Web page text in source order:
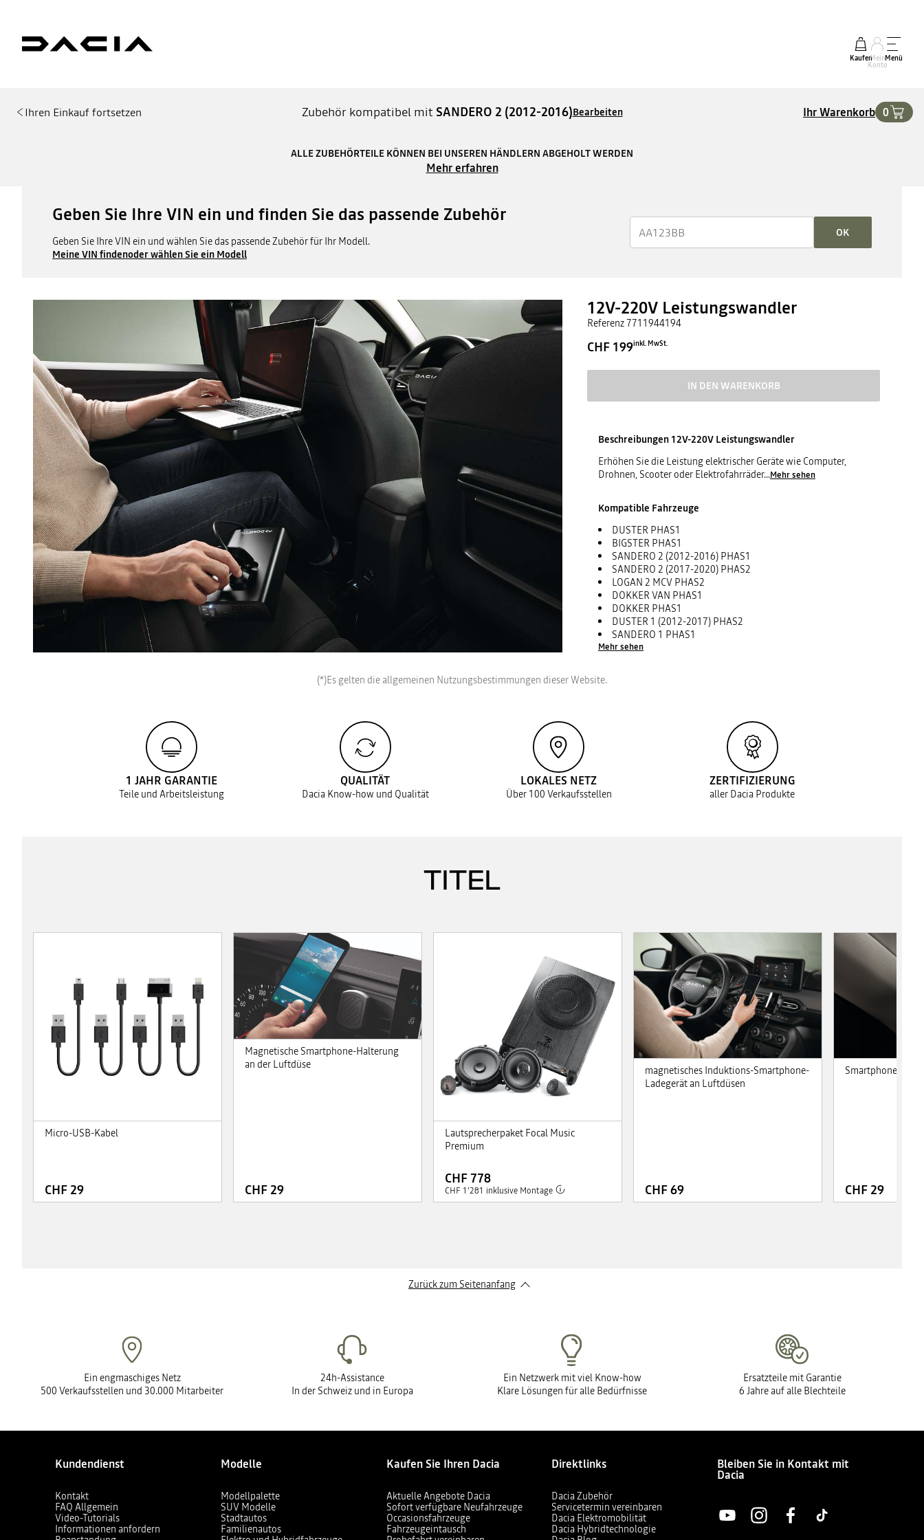
KaufenMein
Konto
Menü
Ihren Einkauf fortsetzen Zubehör kompatibel mit SANDERO 2 (2012-2016)Bearbeiten Ihr Warenkorb 0
ALLE ZUBEHÖRTEILE KÖNNEN BEI UNSEREN HÄNDLERN ABGEHOLT WERDEN
Mehr erfahren
Geben Sie Ihre VIN ein und finden Sie das passende Zubehör
Geben Sie Ihre VIN ein und wählen Sie das passende Zubehör für Ihr Modell.
Meine VIN findenoder wählen Sie ein Modell
OK
12V-220V Leistungswandler
Referenz7711944194
CHF 199inkl. MwSt.
IN DEN WARENKORB
Beschreibungen 12V-220V Leistungswandler
Erhöhen Sie die Leistung elektrischer Geräte wie Computer,
Drohnen, Scooter oder Elektrofahrräder...Mehr sehen
Kompatible Fahrzeuge
DUSTER PHAS1
BIGSTER PHAS1
SANDERO 2 (2012-2016) PHAS1
SANDERO 2 (2017-2020) PHAS2
LOGAN 2 MCV PHAS2
DOKKER VAN PHAS1
DOKKER PHAS1
DUSTER 1 (2012-2017) PHAS2
SANDERO 1 PHAS1
Mehr sehen
(*)Es gelten die allgemeinen Nutzungsbestimmungen dieser Website.
1 JAHR GARANTIE
Teile und Arbeitsleistung
QUALITÄT
Dacia Know-how und Qualität
LOKALES NETZ
Über 100 Verkaufsstellen
ZERTIFIZIERUNG
aller Dacia Produkte
TITEL
Micro-USB-Kabel
CHF 29
Magnetische Smartphone-Halterung
an der Luftdüse
CHF 29
Lautsprecherpaket Focal Music
Premium
CHF 778
CHF 1'281 inklusive Montage
magnetisches Induktions-Smartphone-
Ladegerät an Luftdüsen
CHF 69
Smartphone-
CHF 29
Zurück zum Seitenanfang
Ein engmaschiges Netz
500 Verkaufsstellen und 30.000 Mitarbeiter
24h-Assistance
In der Schweiz und in Europa
Ein Netzwerk mit viel Know-how
Klare Lösungen für alle Bedürfnisse
Ersatzteile mit Garantie
6 Jahre auf alle Blechteile
Kundendienst
Kontakt
FAQ Allgemein
Video-Tutorials
Informationen anfordern
Modelle
Modellpalette
SUV Modelle
Stadtautos
Familienautos
Kaufen Sie Ihren Dacia
Aktuelle Angebote Dacia
Sofort verfügbare Neufahrzeuge
Occasionsfahrzeuge
Fahrzeugeintausch
Direktlinks
Dacia Zubehör
Servicetermin vereinbaren
Dacia Elektromobilität
Dacia Hybridtechnologie
Bleiben Sie in Kontakt mit
Dacia